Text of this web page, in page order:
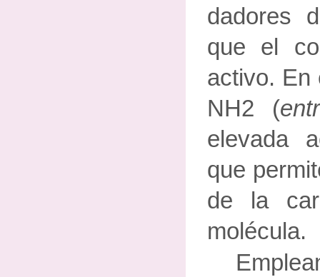
dadores
que el
activo. En
NH2 (
elevada
que
de la
molécula.